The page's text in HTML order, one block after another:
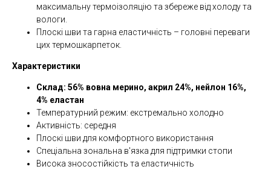
максимальну термоізоляцію та збереже від холоду та
вологи.
Плоскі шви та гарна еластичність – головні переваги
цих термошкарпеток.
Характеристики
Склад: 56% вовна мерино, акрил 24%, нейлон 16%,
4% еластан
Температурний режим: екстремально холодно
Активність: середня
Плоскі шви для комфортного використання
Спеціальна зональна в'язка для підтримки стопи
Висока зносостійкість та еластичність